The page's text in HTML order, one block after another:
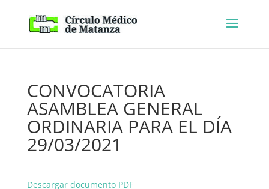
CONVOCATORIA
ASAMBLEA GENERAL
ORDINARIA PARA EL DÍA
29/03/2021
Descargar documento PDF